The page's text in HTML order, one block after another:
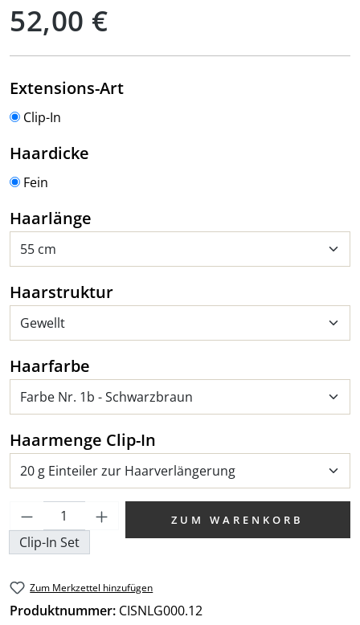
52,00 €
Extensions-Artauswählen
Clip-In
Haardicke
Fein
Haarlänge
Haarstrukturauswählen
Haarfarbe
Haarmenge Clip-In
Produkt Anzahl: Gib den gewünschten
Clip-In Set
ZUM WARENKORB
Zum Merkzettel hinzufügen
Produktnummer: CISNLG000.12